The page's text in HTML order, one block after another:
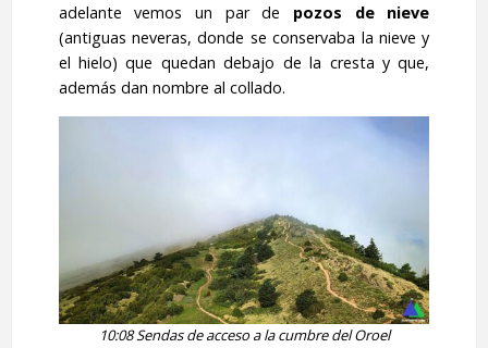
adelante vemos un par de pozos de nieve
(antiguas neveras, donde se conservaba la nieve y
el hielo) que quedan debajo de la cresta y que,
además dan nombre al collado.
10:08 Sendas de acceso a la cumbre del Oroel